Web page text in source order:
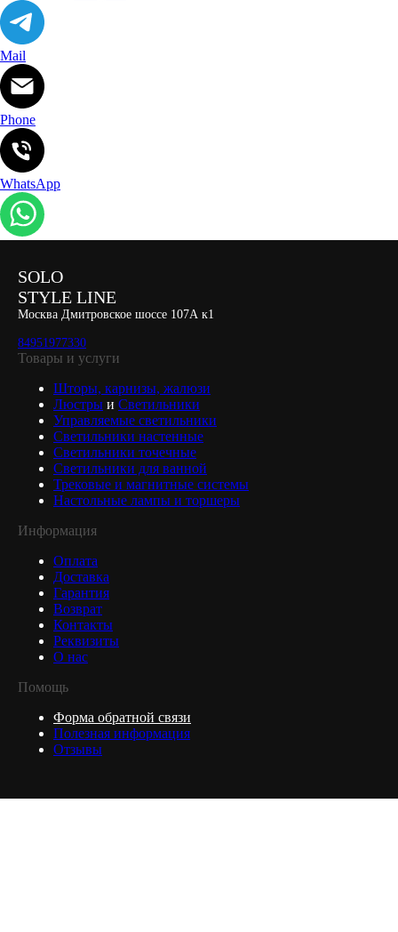
Mail
Phone
WhatsApp
SOLO
STYLE LINE
Москва Дмитровское шоссе 107А к1
84951977330
Товары и услуги
Шторы, карнизы, жалюзи
Люстры и Светильники
Управляемые светильники
Светильники настенные
Светильники точечные
Светильники для ванной
Трековые и магнитные системы
Настольные лампы и торшеры
Информация
Оплата
Доставка
Гарантия
Возврат
Контакты
Реквизиты
О нас
Помощь
Форма обратной связи
Полезная информация
Отзывы